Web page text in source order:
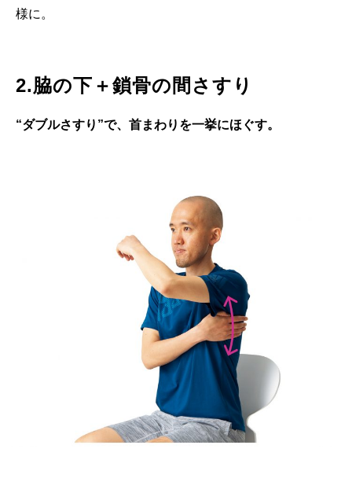
様に。
2.脇の下＋鎖骨の間さすり
“ダブルさすり”で、首まわりを一挙にほぐす。